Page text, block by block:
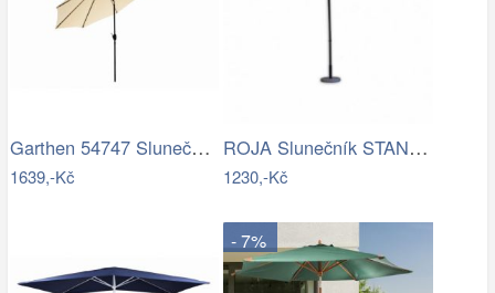
Garthen 54747 Slunečník 2,9 m sklopný -…
1639,-Kč
ROJA Slunečník STANDART 3m - terracota
1230,-Kč
- 7%